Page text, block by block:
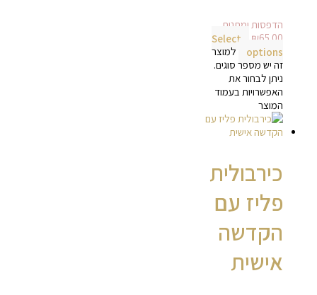
הדפסות ומתנות
₪65.00
Select
options
למוצר
זה יש מספר סוגים.
ניתן לבחור את
האפשרויות בעמוד
המוצר
כירבולית
פליז עם
הקדשה
אישית